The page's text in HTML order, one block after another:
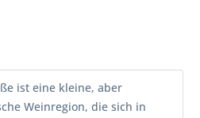
ist eine kleine, aber
Weinregion, die sich in